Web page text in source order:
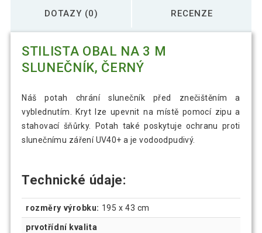
DOTAZY (0) RECENZE
STILISTA OBAL NA 3 M
SLUNEČNÍK, ČERNÝ
Náš potah chrání slunečník před znečištěním a
vyblednutím. Kryt lze upevnit na místě pomocí zipu a
stahovací šňůrky. Potah také poskytuje ochranu proti
slunečnímu záření UV40+ a je vodoodpudivý.
Technické údaje:
rozměry výrobku: 195 x 43 cm
prvotřídní kvalita